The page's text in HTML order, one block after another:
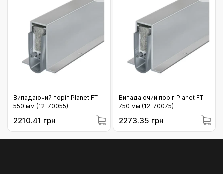
Випадаючий поріг Planet FT
550 мм (12-70055)
2210.41 грн
Випадаючий поріг Planet FT
750 мм (12-70075)
2273.35 грн